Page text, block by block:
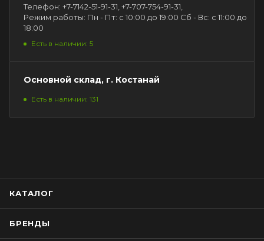
Телефон: +7-7142-51-91-31, +7-707-754-91-31,
Режим работы: Пн - Пт: с 10:00 до 19:00 Сб - Вс: с 11:00 до
18:00
Есть в наличии: 5
Основной склад, г. Костанай
Есть в наличии: 131
КАТАЛОГ
БРЕНДЫ